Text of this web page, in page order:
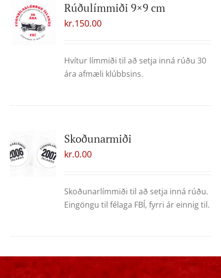
Rúðulímmiði 9×9 cm
kr.150.00
Hvítur límmiði til að setja inná rúðu 30
ára afmæli klúbbsins.
Skoðunarmiði
kr.0.00
Skoðunarlímmiði til að setja inná rúðu.
Eingöngu til félaga FBÍ, fyrri ár einnig til.